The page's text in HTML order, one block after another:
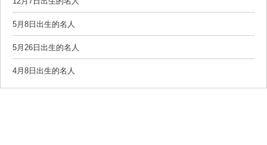
5月8日出生的名人
5月26日出生的名人
4月8日出生的名人